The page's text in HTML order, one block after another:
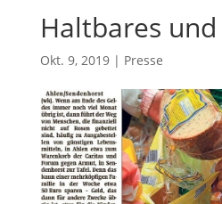
Haltbares
Okt. 9, 2019| Presse